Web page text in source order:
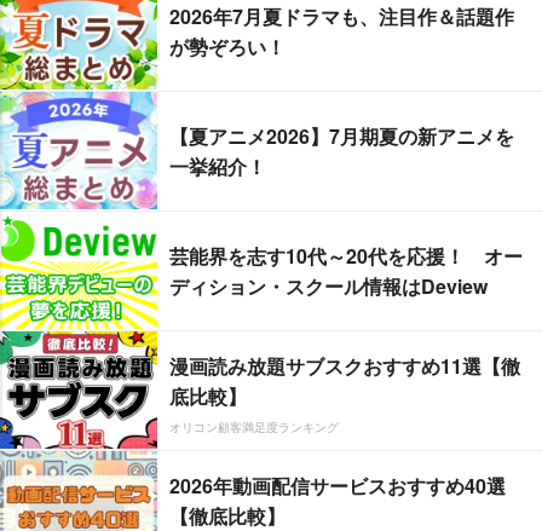
2026年7月夏ドラマも、注目作＆話題作
が勢ぞろい！
【夏アニメ2026】7月期夏の新アニメを
一挙紹介！
芸能界を志す10代～20代を応援！ オー
ディション・スクール情報はDeview
漫画読み放題サブスクおすすめ11選【徹
底比較】
オリコン顧客満足度ランキング
2026年動画配信サービスおすすめ40選
【徹底比較】